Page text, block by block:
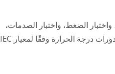
الضغط، واختبار الصدمات،
وانحناء الكابل، وتدفق المركب، واختراق الماء، ودورات درجة الحرارة وفقًا لمعيار IEC